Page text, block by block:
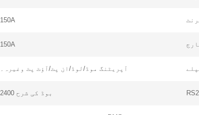
150A
150A
آپریٹنگ موڈ/لوڈ/ان پٹ/آؤٹ پٹ وغیرہ۔
بوڈ کی شرح 2400